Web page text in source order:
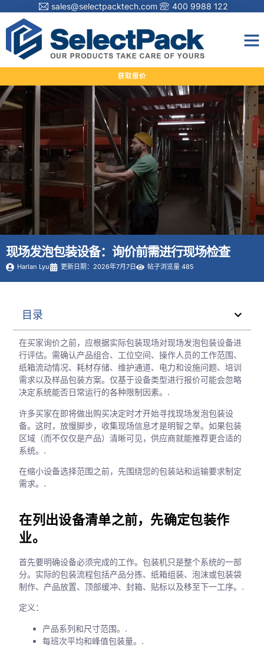
sales@selectpacktech.com 400 9988 122
获取报价
现场发泡包装设备：询价前需进行现场检查
Harlan Lyu 更新日期：2026年7月7日 帖子浏览量 485
目录
在买家询价之前，应根据实际包装现场对现场发泡包装设备进
行评估。需确认产品组合、工位空间、操作人员的工作范围、
纸箱流动情况、耗材存储、维护通道、电力和设施问题、培训
需求以及样品包装方案。仅基于设备类型进行报价可能会忽略
决定系统能否日常运行的各种限制因素。.
许多买家在即将做出购买决定时才开始寻找现场发泡包装设
备。这时，放慢脚步，收集现场信息才是明智之举。如果包装
区域（而不仅仅是产品）清晰可见，供应商就能推荐更合适的
系统。.
在缩小设备选择范围之前，先围绕您的包装站和运输要求制定
需求。.
在列出设备清单之前，先确定包装作
业。
首先要明确设备必须完成的工作。包装机只是整个系统的一部
分。实际的包装流程包括产品分拣、纸箱组装、泡沫或包装袋
制作、产品放置、顶部缓冲、封箱、贴标以及移至下一工序。.
定义：
产品系列和尺寸范围。.
每班次平均和峰值包装量。.